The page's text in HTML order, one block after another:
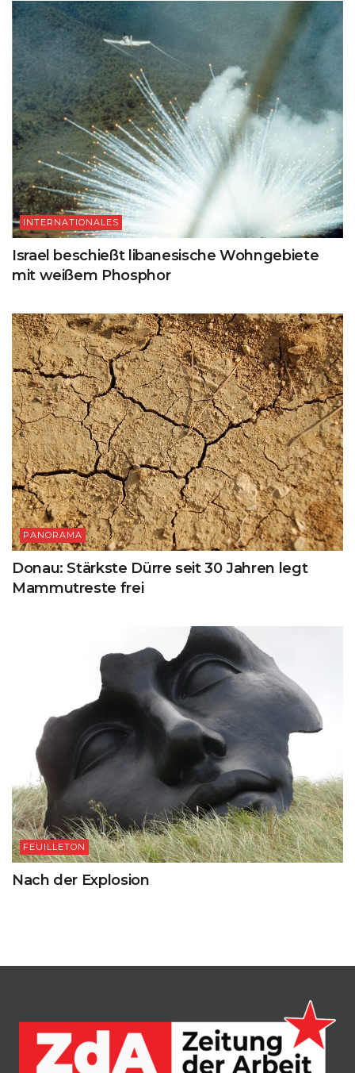
INTERNATIONALES
Israel beschießt libanesische Wohngebiete
mit weißem Phosphor
PANORAMA
Donau: Stärkste Dürre seit 30 Jahren legt
Mammutreste frei
FEUILLETON
Nach der Explosion